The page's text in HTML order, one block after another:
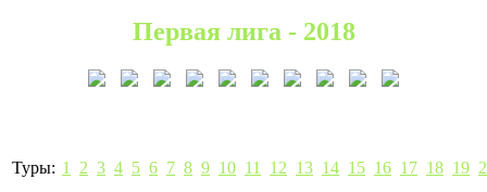
Первая лига - 2018
Туры: 1 2 3 4 5 6 7 8 9 10 11 12 13 14 15 16 17 18 19